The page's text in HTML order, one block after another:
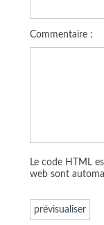
Commentaire :
Le code HTML
web sont